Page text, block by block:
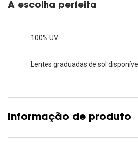
A escolha perfeita
100% UV
Lentes graduadas de sol
Informação de produto